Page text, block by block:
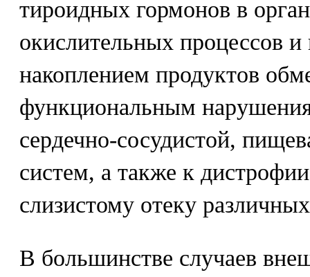
тироидных гормонов в
окислительных процессов и
накоплением продуктов
функциональным
сердечно-сосудистой,
систем, а также к
слизистому отеку
В большинстве случаев